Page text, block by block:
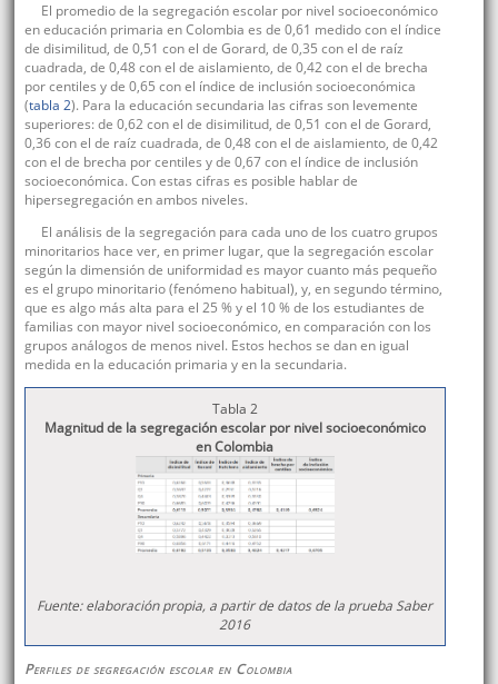
El promedio de la segregación escolar por nivel socioeconómico
en educación primaria en Colombia es de 0,61 medido con el índice
de disimilitud, de 0,51 con el de Gorard, de 0,35 con el de raíz
cuadrada, de 0,48 con el de aislamiento, de 0,42 con el de brecha
por centiles y de 0,65 con el índice de inclusión socioeconómica
(tabla 2). Para la educación secundaria las cifras son levemente
superiores: de 0,62 con el de disimilitud, de 0,51 con el de Gorard,
0,36 con el de raíz cuadrada, de 0,48 con el de aislamiento, de 0,42
con el de brecha por centiles y de 0,67 con el índice de inclusión
socioeconómica. Con estas cifras es posible hablar de
hipersegregación en ambos niveles.
El análisis de la segregación para cada uno de los cuatro grupos
minoritarios hace ver, en primer lugar, que la segregación escolar
según la dimensión de uniformidad es mayor cuanto más pequeño
es el grupo minoritario (fenómeno habitual), y, en segundo término,
que es algo más alta para el 25 % y el 10 % de los estudiantes de
familias con mayor nivel socioeconómico, en comparación con los
grupos análogos de menos nivel. Estos hechos se dan en igual
medida en la educación primaria y en la secundaria.
Tabla 2
Magnitud de la segregación escolar por nivel socioeconómico
en Colombia
Fuente: elaboración propia, a partir de datos de la prueba Saber
2016
Perfiles de segregación escolar en Colombia